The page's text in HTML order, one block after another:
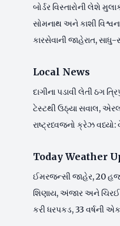
બોર્ડર વિસ્તારોની લેશે
સોમનાથ અને કાશી
કારસેવાની જાહેરાત,
Local News
દાગીના પડાવી લેતી ઠગ
ટેસ્ટથી ઉઠ્યા સવાલ,
રાષ્ટ્રધ્વજનો ક્રેઝ
Today Weather
ઈમરજન્સી જાહેર, 20
શિણાય, અંજાર અને ચિરઈ
કરી ધરપકડ, 33 વર્ષની